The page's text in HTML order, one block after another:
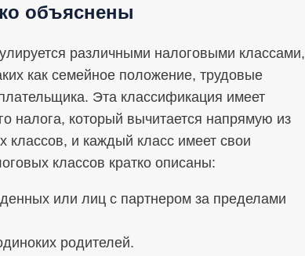
объяснены
различными налоговыми классами,
как семейное положение, трудовые
Эта классификация имеет
налога, который вычитается напрямую из
классов, и каждый класс имеет свои
классов кратко описаны:
или лиц с партнером за пределами
родителей.